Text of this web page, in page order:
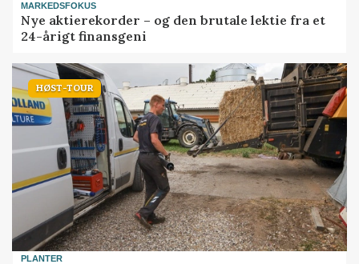
MARKEDSFOKUS
Nye aktierekorder – og den brutale lektie fra et
24-årigt finansgeni
HØST-TOUR
PLANTER